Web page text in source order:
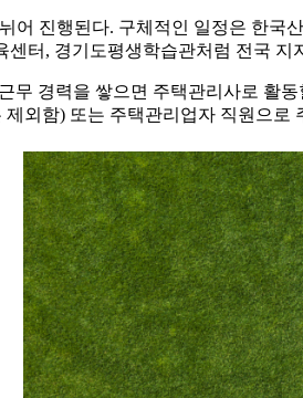
어 진행된다. 구체적인 일정은 한
터, 경기도평생학습관처럼 전국
무 경력을 쌓으면 주택관리사로 활
외함) 또는 주택관리업자 직원으